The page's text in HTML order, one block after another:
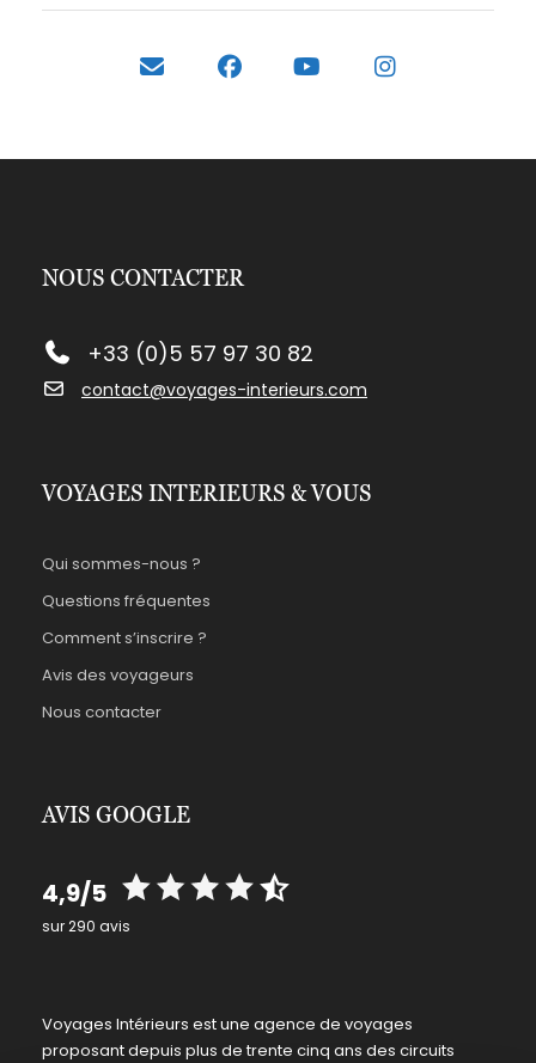
NOUS CONTACTER
+33 (0)5 57 97 30 82
contact@voyages-interieurs.com
VOYAGES INTERIEURS & VOUS
Qui sommes-nous ?
Questions fréquentes
Comment s’inscrire ?
Avis des voyageurs
Nous contacter
AVIS GOOGLE
4,9/5
sur 290 avis
Voyages Intérieurs est une agence de voyages
proposant depuis plus de trente cinq ans des circuits